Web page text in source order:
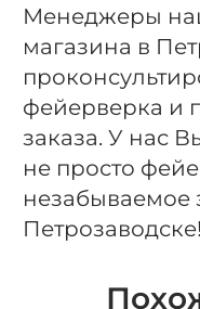
Менеджеры
магазина в
фейерверка и
заказа. У нас
не просто
незабываемое
Петрозаводске!